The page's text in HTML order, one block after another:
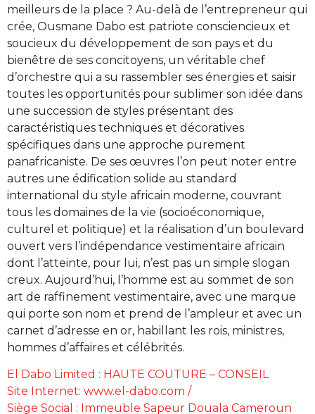
meilleurs de la place ? Au-delà de l’entrepreneur qui
crée, Ousmane Dabo est patriote consciencieux et
soucieux du développement de son pays et du
bienêtre de ses concitoyens, un véritable chef
d’orchestre qui a su rassembler ses énergies et saisir
toutes les opportunités pour sublimer son idée dans
une succession de styles présentant des
caractéristiques techniques et décoratives
spécifiques dans une approche purement
panafricaniste. De ses œuvres l’on peut noter entre
autres une édification solide au standard
international du style africain moderne, couvrant
tous les domaines de la vie (socioéconomique,
culturel et politique) et la réalisation d’un boulevard
ouvert vers l’indépendance vestimentaire africain
dont l’atteinte, pour lui, n’est pas un simple slogan
creux. Aujourd’hui, l’homme est au sommet de son
art de raffinement vestimentaire, avec une marque
qui porte son nom et prend de l’ampleur et avec un
carnet d’adresse en or, habillant les rois, ministres,
hommes d’affaires et célébrités.
El Dabo Limited : HAUTE COUTURE – CONSEIL
Site Internet: www.el-dabo.com /
Siège Social : Immeuble Sapeur Douala Cameroun